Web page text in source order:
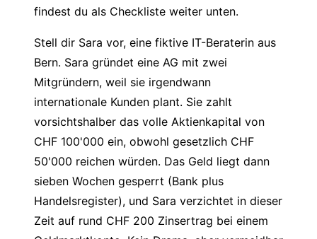
findest du als Checkliste weiter unten.
Stell dir Sara vor, eine fiktive IT-Beraterin aus
Bern. Sara gründet eine AG mit zwei
Mitgründern, weil sie irgendwann
internationale Kunden plant. Sie zahlt
vorsichtshalber das volle Aktienkapital von
CHF 100'000 ein, obwohl gesetzlich CHF
50'000 reichen würden. Das Geld liegt dann
sieben Wochen gesperrt (Bank plus
Handelsregister), und Sara verzichtet in dieser
Zeit auf rund CHF 200 Zinsertrag bei einem